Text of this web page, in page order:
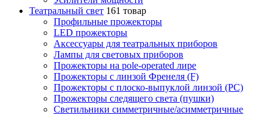
Театральный свет 161 товар
Профильные прожекторы
LED прожекторы
Аксессуары для театральных приборов
Лампы для световых приборов
Прожекторы на pole-operated лире
Прожекторы с линзой Френеля (F)
Прожекторы с плоско-выпуклой линзой (PC)
Прожекторы следящего света (пушки)
Светильники симметричные/асимметричные